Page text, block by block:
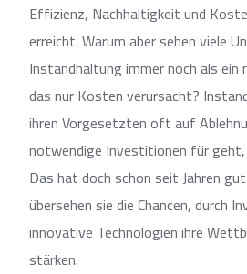
Effizienz, Nachhaltigkeit und
erreicht. Warum aber sehen viele
Instandhaltung immer noch als ein
das nur Kosten verursacht?
ihren Vorgesetzten oft auf
notwendige Investitionen für
Das hat doch schon seit Jahren
übersehen sie die Chancen, durch
innovative Technologien ihre
stärken.